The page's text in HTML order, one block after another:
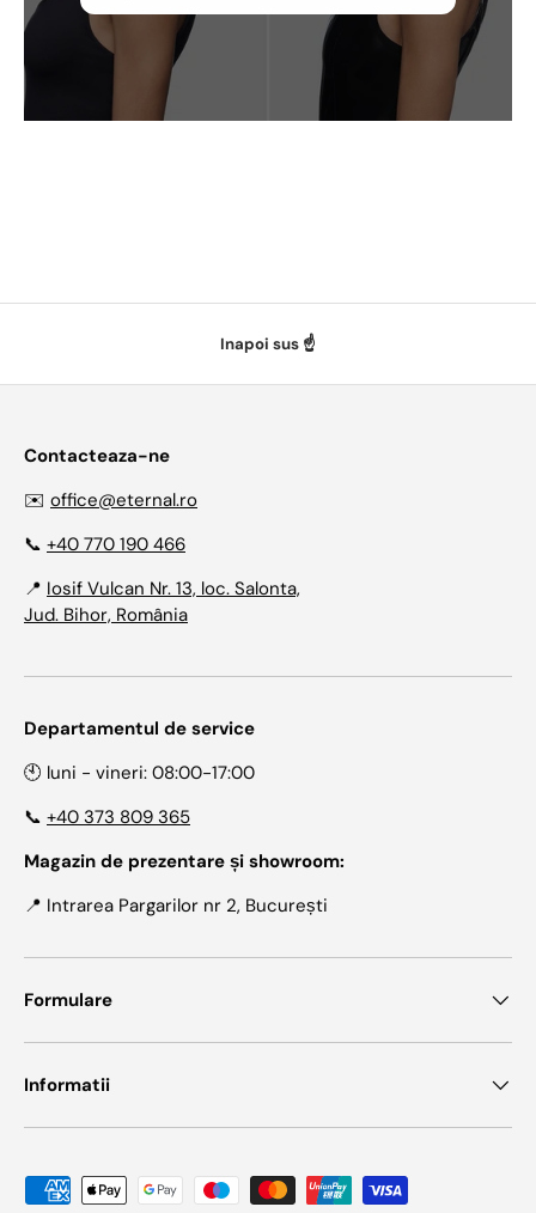
Inapoi sus ☝️
Contacteaza-ne
✉️ office@eternal.ro
📞 +40 770 190 466
📍 Iosif Vulcan Nr. 13, loc. Salonta,
Jud. Bihor, România
Departamentul de service
🕙 luni - vineri: 08:00-17:00
📞 +40 373 809 365
Magazin de prezentare și showroom:
📍 Intrarea Pargarilor nr 2, București
Formulare
Informatii
Metode de plata acceptate